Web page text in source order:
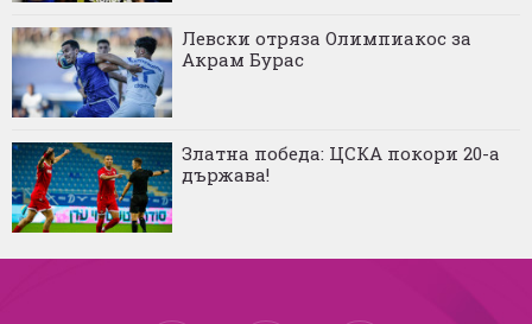
Левски отряза Олимпиакос за
Акрам Бурас
Златна победа: ЦСКА покори 20-а
държава!